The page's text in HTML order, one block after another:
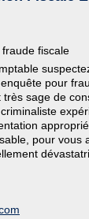
fiscale
pour
très sage de
pour vous